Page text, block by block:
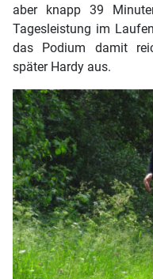
aber knapp 39
Tagesleistung im
das Podium damit
später Hardy aus.